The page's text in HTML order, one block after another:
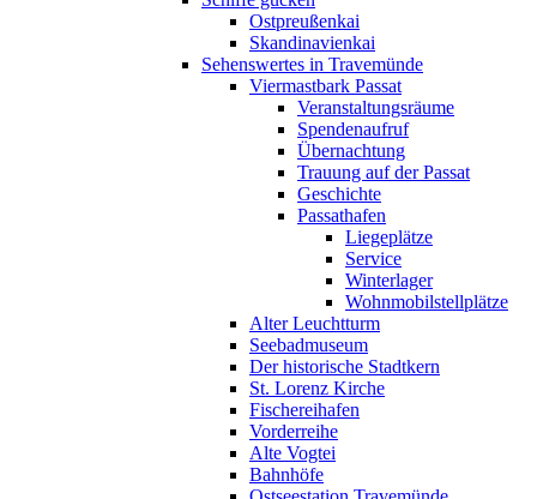
Ostpreußenkai
Skandinavienkai
Sehenswertes in Travemünde
Viermastbark Passat
Veranstaltungsräume
Spendenaufruf
Übernachtung
Trauung auf der Passat
Geschichte
Passathafen
Liegeplätze
Service
Winterlager
Wohnmobilstellplätze
Alter Leuchtturm
Seebadmuseum
Der historische Stadtkern
St. Lorenz Kirche
Fischereihafen
Vorderreihe
Alte Vogtei
Bahnhöfe